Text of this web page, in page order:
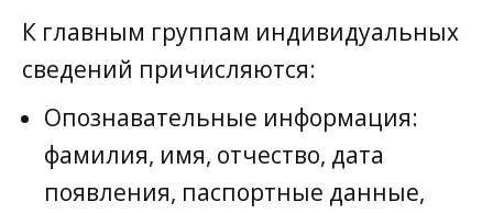
К главным группам индивидуальных
сведений причисляются:
Опознавательные информация:
фамилия, имя, отчество, дата
появления, паспортные данные,